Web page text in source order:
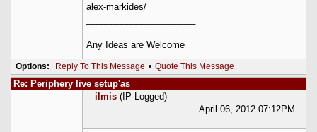
alex-markides/
Any Ideas are Welcome
Options: Reply To This Message • Quote This Message
Re: Periphery live setup'as
ilmis (IP Logged)
April 06, 2012 07:12PM